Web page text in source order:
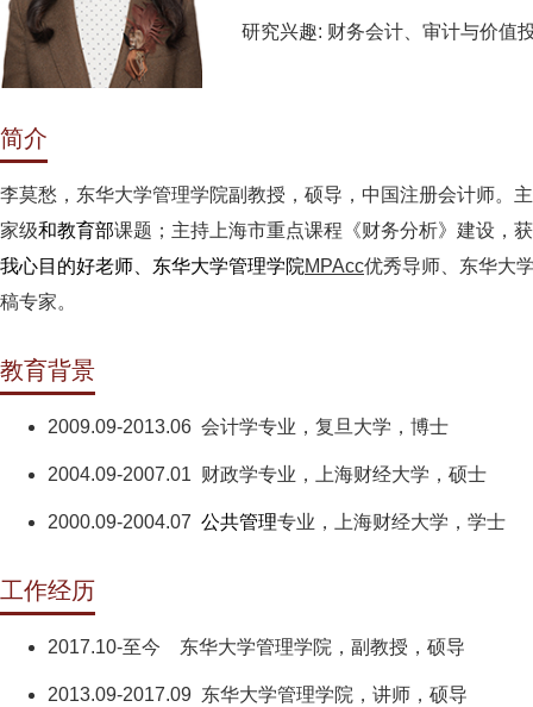
研究兴趣: 财务会计、审计与价值
简介
李莫愁，东华大学管理学院副教授，硕导，中国注册会计师。
家级和教育部课题；主持上海市重点课程《财务分析》建设，
我心目 的好老师、东华大学管理学院MPAcc优秀导师、东华大
稿专家。
教育背景
2009.09-2013.06 会计学专业，复旦大学，博士
2004.09-2007.01 财政学专业，上海财经大学，硕士
2000.09-2004.07 公共管理专业，上海财经大学，学士
工作经历
2017.10-至今 东华大学管理学院，副教授，硕导
2013.09-2017.09 东华大学管理学院，讲师，硕导